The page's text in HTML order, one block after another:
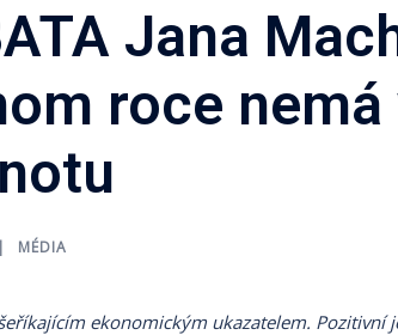
Jana
roce
MÉDIA
ekonomickým ukazatelem.